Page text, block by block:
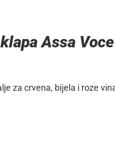
Assa
za crvena, bijela i roze